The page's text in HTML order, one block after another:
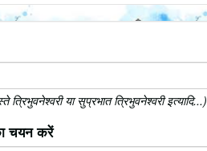
या सुप्रभात त्रिभुवनेश्वरी इत्यादि...)
चयन करें